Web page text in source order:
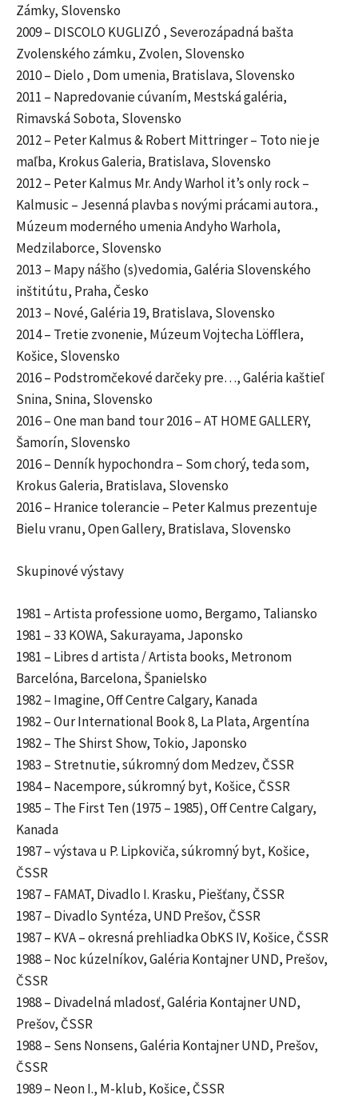
Zámky, Slovensko
2009 – DISCOLO KUGLIZÓ , Severozápadná bašta
Zvolenského zámku, Zvolen, Slovensko
2010 – Dielo , Dom umenia, Bratislava, Slovensko
2011 – Napredovanie cúvaním, Mestská galéria,
Rimavská Sobota, Slovensko
2012 – Peter Kalmus & Robert Mittringer – Toto nie je
maľba, Krokus Galeria, Bratislava, Slovensko
2012 – Peter Kalmus Mr. Andy Warhol it’s only rock –
Kalmusic – Jesenná plavba s novými prácami autora.,
Múzeum moderného umenia Andyho Warhola,
Medzilaborce, Slovensko
2013 – Mapy nášho (s)vedomia, Galéria Slovenského
inštitútu, Praha, Česko
2013 – Nové, Galéria 19, Bratislava, Slovensko
2014 – Tretie zvonenie, Múzeum Vojtecha Löfflera,
Košice, Slovensko
2016 – Podstromčekové darčeky pre…, Galéria kaštieľ
Snina, Snina, Slovensko
2016 – One man band tour 2016 – AT HOME GALLERY,
Šamorín, Slovensko
2016 – Denník hypochondra – Som chorý, teda som,
Krokus Galeria, Bratislava, Slovensko
2016 – Hranice tolerancie – Peter Kalmus prezentuje
Bielu vranu, Open Gallery, Bratislava, Slovensko
Skupinové výstavy
1981 – Artista professione uomo, Bergamo, Taliansko
1981 – 33 KOWA, Sakurayama, Japonsko
1981 – Libres d artista / Artista books, Metronom
Barcelóna, Barcelona, Španielsko
1982 – Imagine, Off Centre Calgary, Kanada
1982 – Our International Book 8, La Plata, Argentína
1982 – The Shirst Show, Tokio, Japonsko
1983 – Stretnutie, súkromný dom Medzev, ČSSR
1984 – Nacempore, súkromný byt, Košice, ČSSR
1985 – The First Ten (1975 – 1985), Off Centre Calgary,
Kanada
1987 – výstava u P. Lipkoviča, súkromný byt, Košice,
ČSSR
1987 – FAMAT, Divadlo I. Krasku, Piešťany, ČSSR
1987 – Divadlo Syntéza, UND Prešov, ČSSR
1987 – KVA – okresná prehliadka ObKS IV, Košice, ČSSR
1988 – Noc kúzelníkov, Galéria Kontajner UND, Prešov,
ČSSR
1988 – Divadelná mladosť, Galéria Kontajner UND,
Prešov, ČSSR
1988 – Sens Nonsens, Galéria Kontajner UND, Prešov,
ČSSR
1989 – Neon I., M-klub, Košice, ČSSR